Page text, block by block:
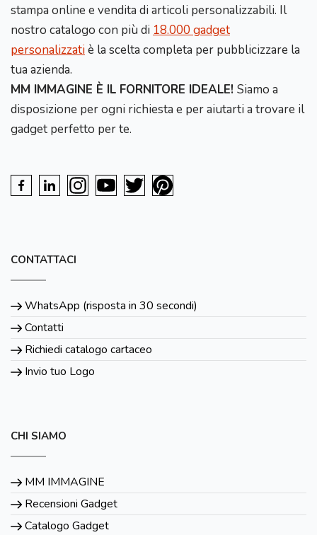
stampa online e vendita di articoli personalizzabili. Il
nostro catalogo con più di 18.000 gadget
personalizzatiè la scelta completa per pubblicizzare la
tua azienda.
MM IMMAGINE È IL FORNITORE IDEALE! Siamo a
disposizione per ogni richiesta e per aiutarti a trovare il
gadget perfetto per te.
CONTATTACI
WhatsApp (risposta in 30 secondi)
Contatti
Richiedi catalogo cartaceo
Invio tuo Logo
CHI SIAMO
MM IMMAGINE
Recensioni Gadget
Catalogo Gadget